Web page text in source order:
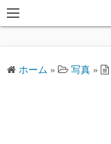
コ
ン
ホーム » 写真 »